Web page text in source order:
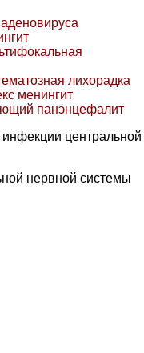
лихорадка
менингит
панэнцефалит
центральной
нервной системы